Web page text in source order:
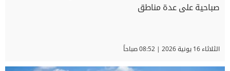
صباحية على عدة مناطق
الثلاثاء 16 يونية 2026 | 08:52 صباحاً